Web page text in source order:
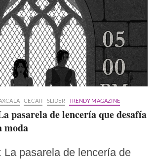
CECATI SLIDER TRENDY MAGAZINE
pasarela de lencería que desafía
moda
La pasarela de lencería de